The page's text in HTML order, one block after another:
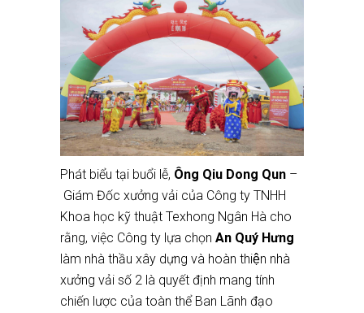
Phát biểu tại buổi lễ, Ông Qiu Dong Qun –
Giám Đốc xưởng vải của Công ty TNHH
Khoa học kỹ thuật Texhong Ngân Hà cho
rằng, việc Công ty lựa chọn An Quý Hưng
làm nhà thầu xây dựng và hoàn thiện nhà
xưởng vải số 2 là quyết định mang tính
chiến lược của toàn thể Ban Lãnh đạo